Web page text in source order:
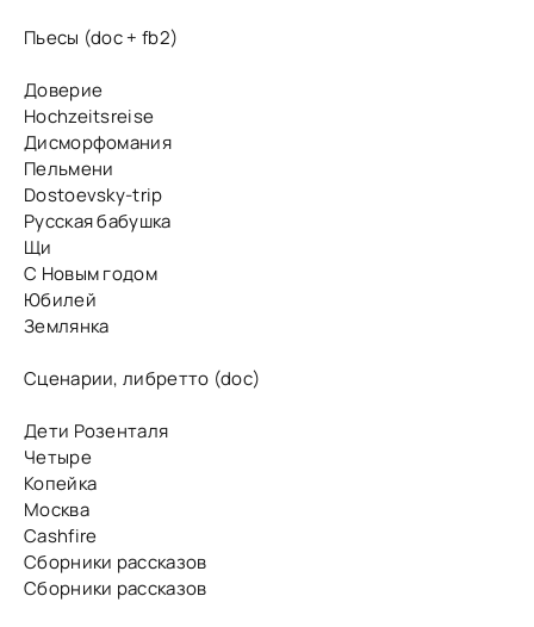
Пьесы (doc + fb2)
Доверие
Hochzeitsreise
Дисморфомания
Пельмени
Dostoevsky-trip
Русская бабушка
Щи
С Новым годом
Юбилей
Землянка
Сценарии, либретто (doc)
Дети Розенталя
Четыре
Копейка
Москва
Cashfire
Сборники рассказов
Сборники рассказов